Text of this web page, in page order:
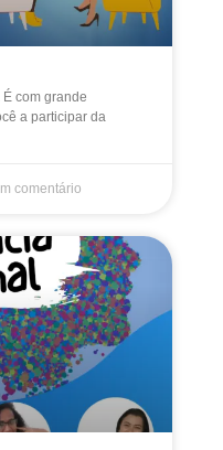
com grande
a participar da
comentário